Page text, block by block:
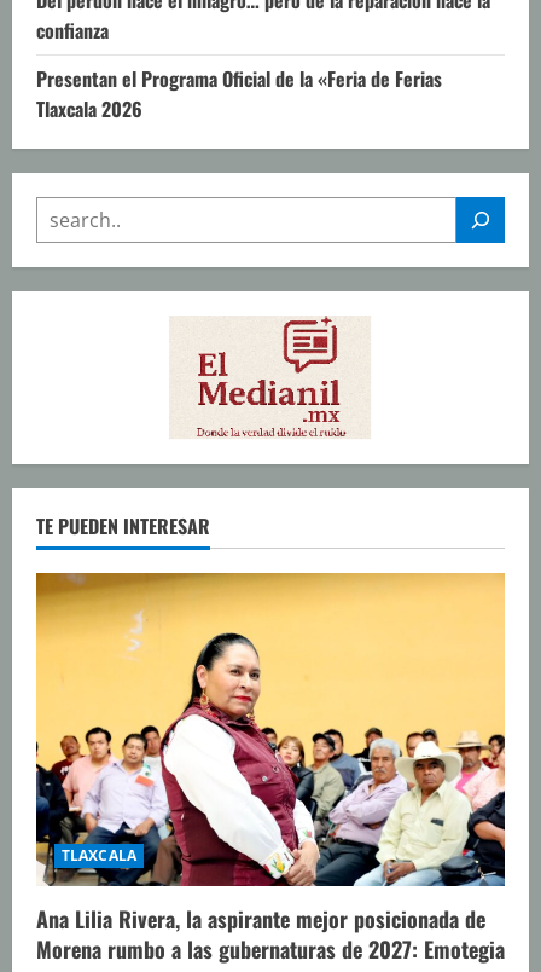
confianza
Presentan el Programa Oficial de la «Feria de Ferias
Tlaxcala 2026
SEARCH
TE PUEDEN INTERESAR
TLAXCALA
Ana Lilia Rivera, la aspirante mejor posicionada de
Morena rumbo a las gubernaturas de 2027: Emotegia